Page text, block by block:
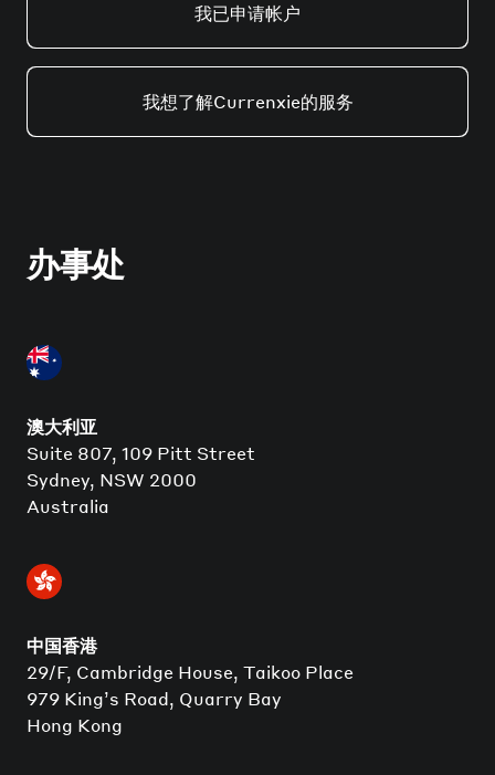
我已申请帐户
我想了解Currenxie的服务
办事处
澳大利亚
Suite 807, 109 Pitt Street
Sydney, NSW 2000
Australia
中国香港
29/F, Cambridge House, Taikoo Place
979 King’s Road, Quarry Bay
Hong Kong